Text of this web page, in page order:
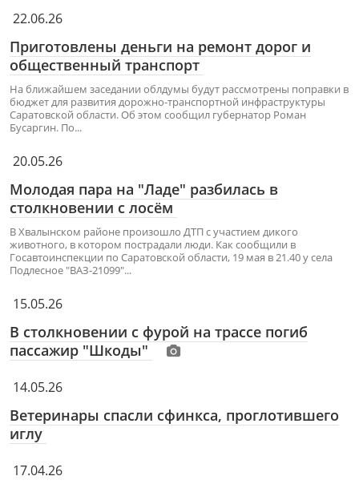
22.06.26
Приготовлены деньги на ремонт дорог и
общественный транспорт
На ближайшем заседании облдумы будут рассмотрены поправки в
бюджет для развития дорожно-транспортной инфраструктуры
Саратовской области. Об этом сообщил губернатор Роман
Бусаргин. По...
20.05.26
Молодая пара на "Ладе" разбилась в
столкновении с лосём
В Хвалынском районе произошло ДТП с участием дикого
животного, в котором пострадали люди. Как сообщили в
Госавтоинспекции по Саратовской области, 19 мая в 21.40 у села
Подлесное "ВАЗ-21099"...
15.05.26
В столкновении с фурой на трассе погиб
пассажир "Шкоды"
14.05.26
Ветеринары спасли сфинкса, проглотившего
иглу
17.04.26